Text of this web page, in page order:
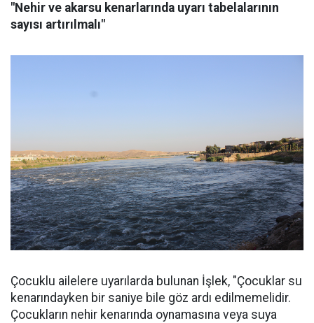
"Nehir ve akarsu kenarlarında uyarı tabelalarının
sayısı artırılmalı"
Çocuklu ailelere uyarılarda bulunan İşlek, "Çocuklar su
kenarındayken bir saniye bile göz ardı edilmemelidir.
Çocukların nehir kenarında oynamasına veya suya